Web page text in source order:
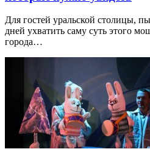
Для гостей уральской столицы,
дней ухватить саму суть этого
города…